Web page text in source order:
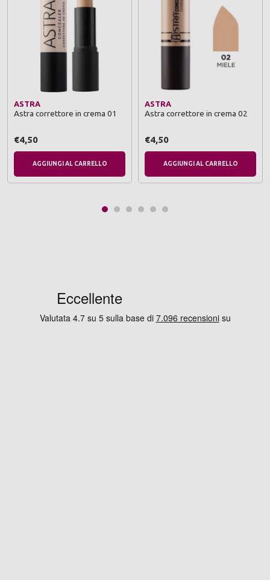
ASTRA
Astra correttore in crema 01
€4,50
AGGIUNGI AL CARRELLO
ASTRA
Astra correttore in crema 02
€4,50
AGGIUNGI AL CARRELLO